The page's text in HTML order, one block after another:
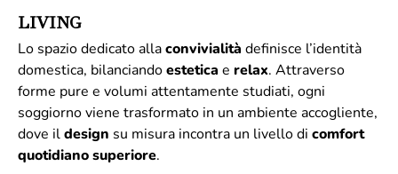
LIVING
Lo spazio dedicato allaconvivialità definisce l’identità
domestica, bilanciandoestetica e relax. Attraverso
forme pure e volumi attentamente studiati, ogni
soggiorno viene trasformato in un ambiente accogliente,
dove ildesign su misura incontra un livello di comfort
quotidiano superiore.